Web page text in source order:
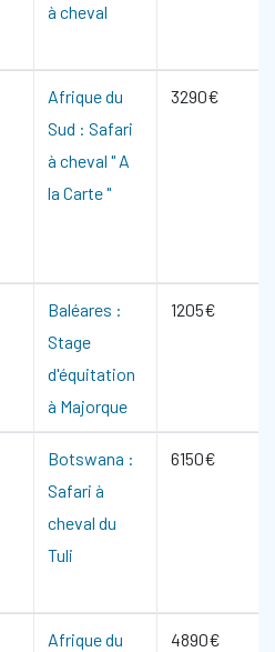
à cheval
Afrique du
Sud : Safari
à cheval " A
la Carte "
3290€
Baléares :
Stage
d'équitation
à Majorque
1205€
Botswana :
Safari à
cheval du
Tuli
6150€
Afrique du
4890€